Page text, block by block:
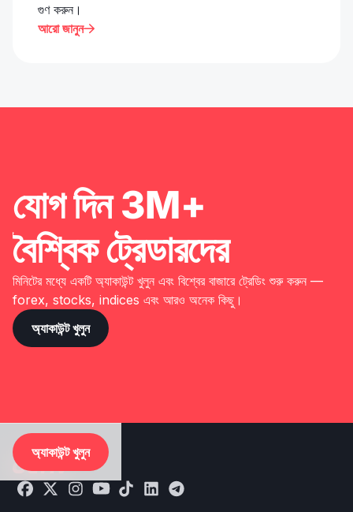
গুণ করুন।
আরো জানুন
যোগ দিন 3M+
বৈশ্বিক ট্রেডারদের
মিনিটের মধ্যে একটি অ্যাকাউন্ট খুলুন এবং বিশ্বের বাজারে ট্রেডিং শুরু করুন —
forex, stocks, indices এবং আরও অনেক কিছু।
অ্যাকাউন্ট খুলুন
অ্যাকাউন্ট খুলুন